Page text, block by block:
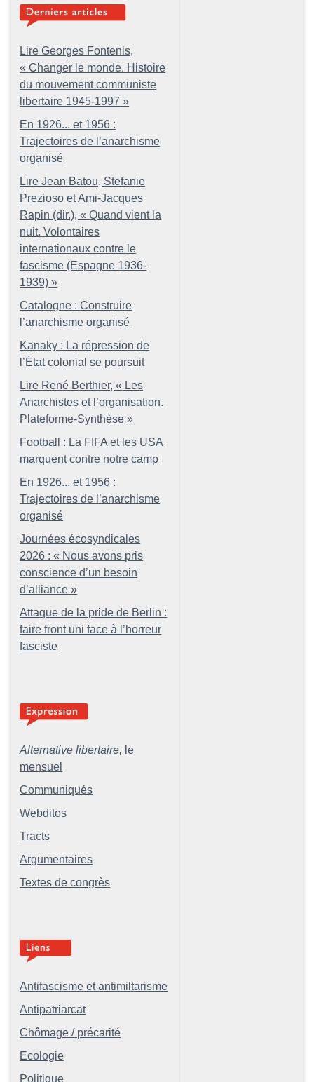
Lire Georges Fontenis,
« Changer le monde. Histoire
du mouvement communiste
libertaire 1945-1997 »
En 1926... et 1956 :
Trajectoires de l’anarchisme
organisé
Lire Jean Batou, Stefanie
Prezioso et Ami-Jacques
Rapin (dir.), « Quand vient la
nuit. Volontaires
internationaux contre le
fascisme (Espagne 1936-
1939) »
Catalogne : Construire
l’anarchisme organisé
Kanaky : La répression de
l’État colonial se poursuit
Lire René Berthier, « Les
Anarchistes et l’organisation.
Plateforme-Synthèse »
Football : La FIFA et les USA
marquent contre notre camp
En 1926... et 1956 :
Trajectoires de l’anarchisme
organisé
Journées écosyndicales
2026 : « Nous avons pris
conscience d’un besoin
d’alliance »
Attaque de la pride de Berlin :
faire front uni face à l’horreur
fasciste
Alternative libertaire, le
mensuel
Communiqués
Webditos
Tracts
Argumentaires
Textes de congrès
Antifascisme et antimiltarisme
Antipatriarcat
Chômage / précarité
Ecologie
Politique